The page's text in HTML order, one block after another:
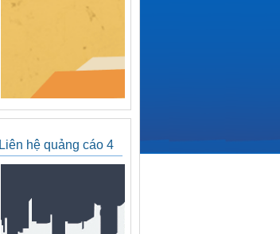
Liên hệ quảng cáo 4